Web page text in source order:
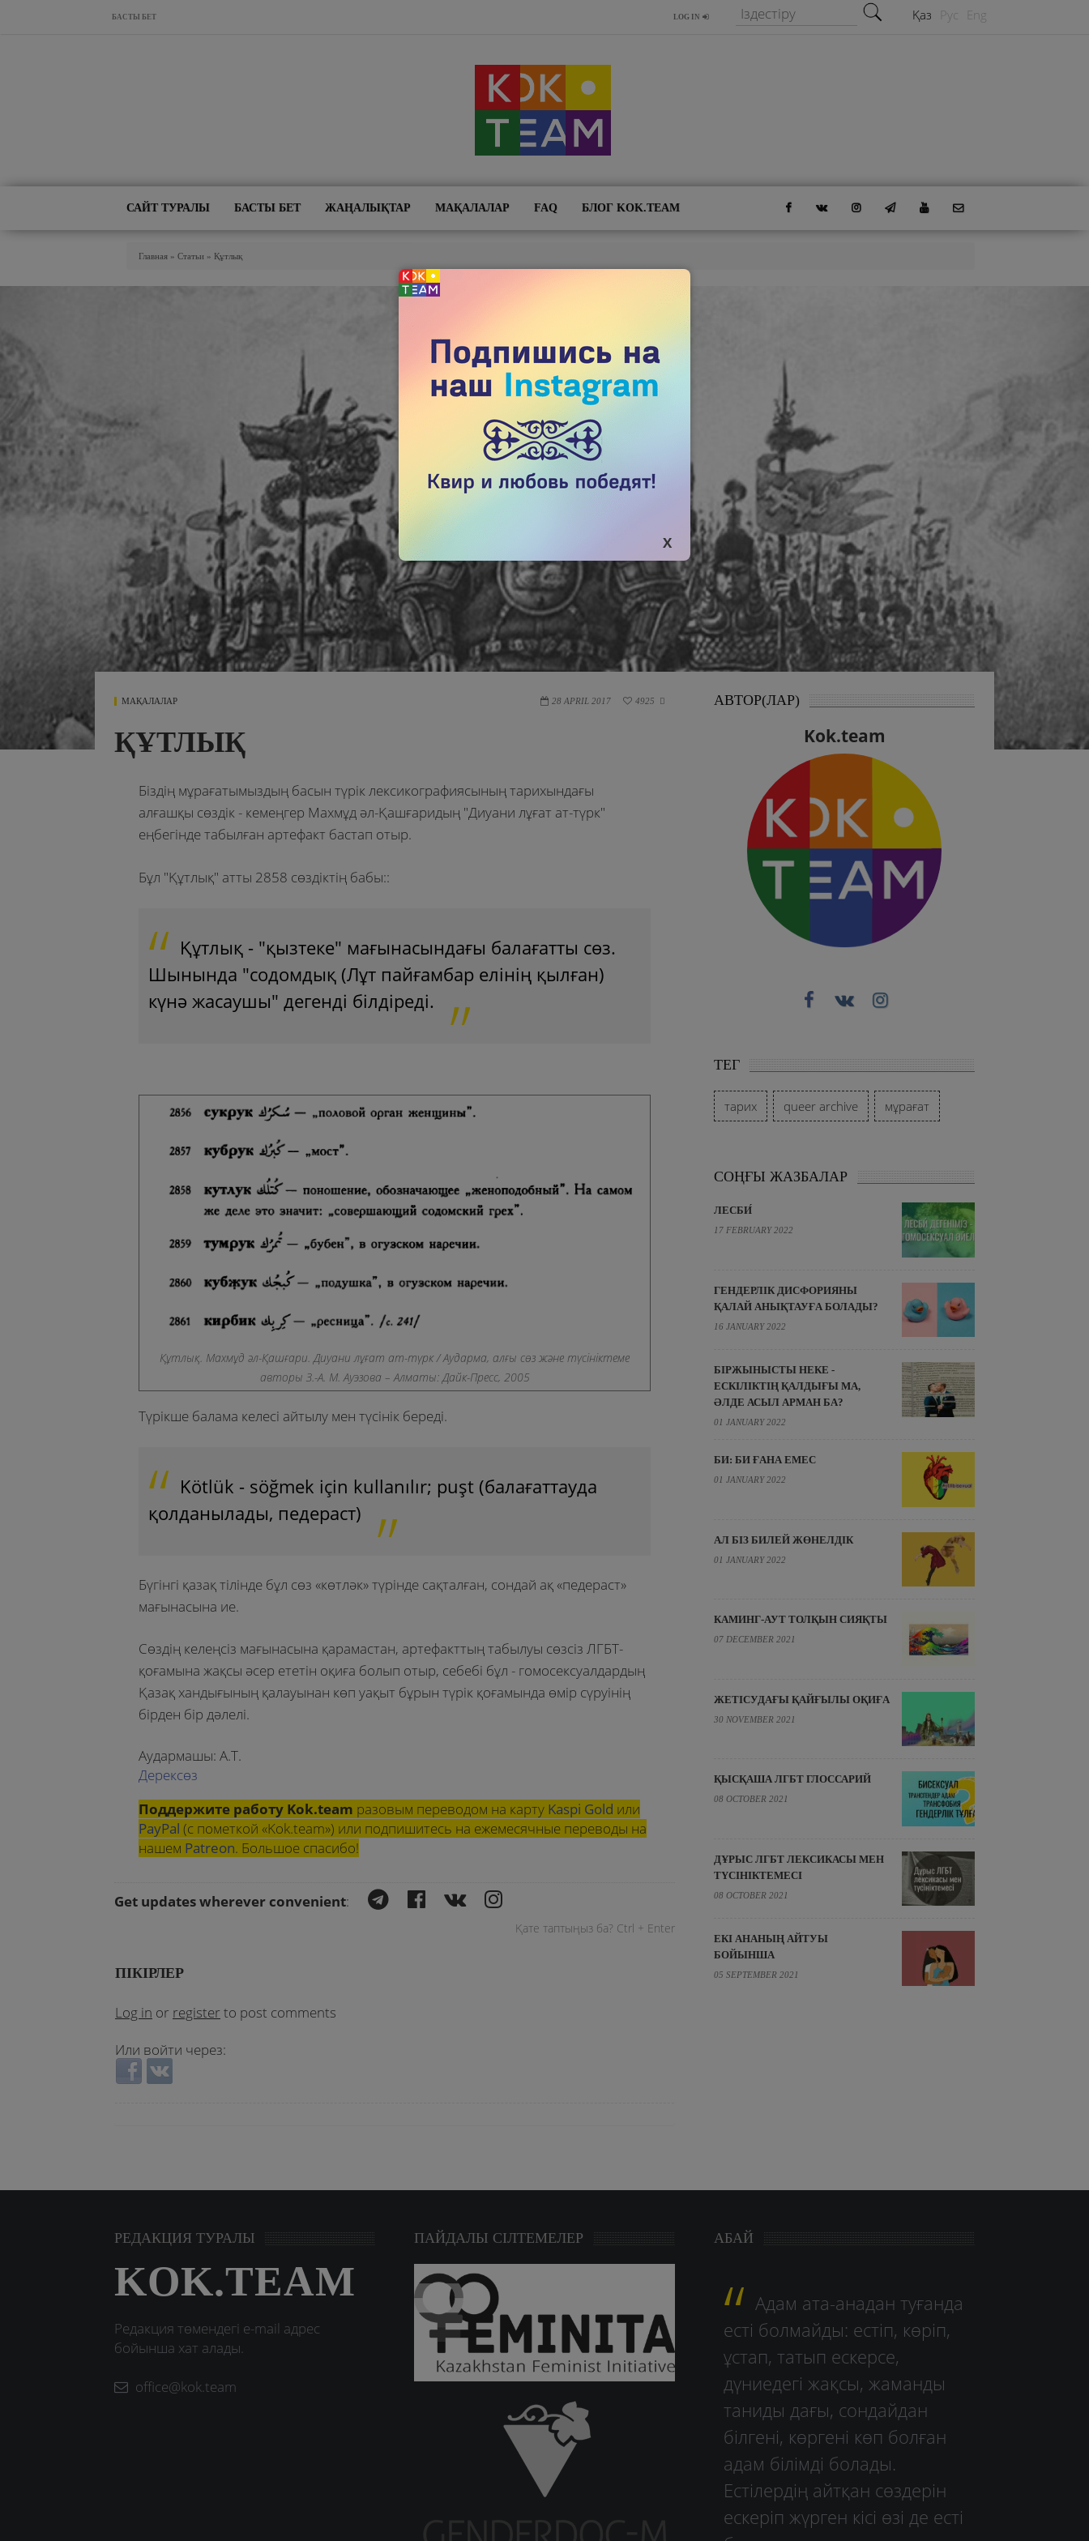
Skip to main contentБАСТЫ БЕТ LOG IN
Іздестіру формасы
Іздестіру Қаз Рус Eng
САЙТ ТУРАЛЫ БАСТЫ БЕТ ЖАҢАЛЫҚТАР МАҚАЛАЛАР FAQ БЛОГ KOK.TEAM
Главная » Статьи » Құтлық
МАҚАЛАЛАР 28 APRIL 2017 4925 
ҚҰТЛЫҚ
Біздің мұрағатымыздың басын түрік лексикографиясының тарихындағы
алғашқы сөздік - кемеңгер Махмұд әл-Қашғаридың "Диуани лұғат ат-түрк"
еңбегінде табылған артефакт бастап отыр.
Бұл "Құтлық" атты 2858 сөздіктің бабы::
Құтлық - "қызтеке" мағынасындағы балағатты сөз.
Шынында "содомдық (Лұт пайғамбар елінің қылған)
күнә жасаушы" дегенді білдіреді.
Құтлық. Махмұд әл-Қашғари. Диуани лұғат ат-түрк / Аударма, алғы сөз және түсініктеме
авторы З.-А. М. Ауэзова – Алматы: Дайк-Пресс, 2005
Түрікше балама келесі айтылу мен түсінік береді.
Kötlük - söğmek için kullanılır; puşt (балағаттауда
қолданылады, педераст)
Бүгінгі қазақ тілінде бұл сөз «көтләк» түрінде сақталған, сондай ақ «педераст»
мағынасына ие.
Сөздің келеңсіз мағынасына қарамастан, артефакттың табылуы сөзсіз ЛГБТ-
қоғамына жақсы әсер ететін оқиға болып отыр, себебі бұл - гомосексуалдардың
Қазақ хандығының қалауынан көп уақыт бұрын түрік қоғамында өмір сүруінің
бірден бір дәлелі.
Аудармашы: А.Т.
Дерексөз
Поддержите работу Kok.team разовым переводом на карту Kaspi Gold или
PayPal (с пометкой «Kok.team») или подпишитесь на ежемесячные переводы на
нашем Patreon. Большое спасибо!
Get updates wherever convenient:
Қате таптыңыз ба? Ctrl + Enter
ПІКІРЛЕР
Log in or register to post comments
Или войти через:
Login with Facebook
Login with VKontakte
АВТОР(ЛАР)
Kok.team
ТЕГ
тарих queer archive мұрағат
СОҢҒЫ ЖАЗБАЛАР
ЛЕСБИ́
17 FEBRUARY 2022
ГЕНДЕРЛІК ДИСФОРИЯНЫ
ҚАЛАЙ АНЫҚТАУҒА БОЛАДЫ?
16 JANUARY 2022
БІРЖЫНЫСТЫ НЕКЕ -
ЕСКІЛІКТІҢ ҚАЛДЫҒЫ МА,
ӘЛДЕ АСЫЛ АРМАН БА?
01 JANUARY 2022
БИ: БИ ҒАНА ЕМЕС
01 JANUARY 2022
АЛ БІЗ БИЛЕЙ ЖӨНЕЛДІК
01 JANUARY 2022
КАМИНГ-АУТ ТОЛҚЫН СИЯҚТЫ
07 DECEMBER 2021
ЖЕТІСУДАҒЫ ҚАЙҒЫЛЫ ОҚИҒА
30 NOVEMBER 2021
ҚЫСҚАША ЛГБТ ГЛОССАРИЙ
08 OCTOBER 2021
ДҰРЫС ЛГБТ ЛЕКСИКАСЫ МЕН
ТҮСІНІКТЕМЕСІ
08 OCTOBER 2021
ЕКІ АНАНЫҢ АЙТУЫ
БОЙЫНША
05 SEPTEMBER 2021
РЕДАКЦИЯ ТУРАЛЫ
KOK.TEAM
Редакция төмендегі e-mail адрес
бойынша хат алады.
office@kok.team
ПАЙДАЛЫ СІЛТЕМЕЛЕР АБАЙ
Адам ата-анадан туғанда
есті болмайды: естіп, көріп,
ұстап, татып ескерсе,
дүниедегі жақсы, жаманды
таниды дағы, сондайдан
білгені, көргені көп болған
адам білімді болады.
Естілердің айтқан сөздерін
ескеріп жүрген кісі өзі де есті